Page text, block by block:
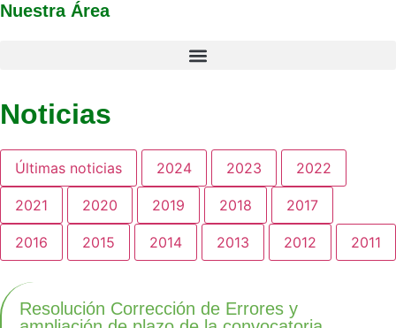
Nuestra Área
Noticias
Últimas noticias 2024 2023 2022
2021 2020 2019 2018 2017
2016 2015 2014 2013 2012 2011
Resolución Corrección de Errores y